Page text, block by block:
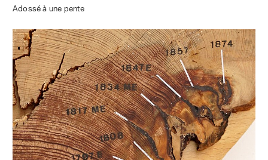
Adossé à une pente